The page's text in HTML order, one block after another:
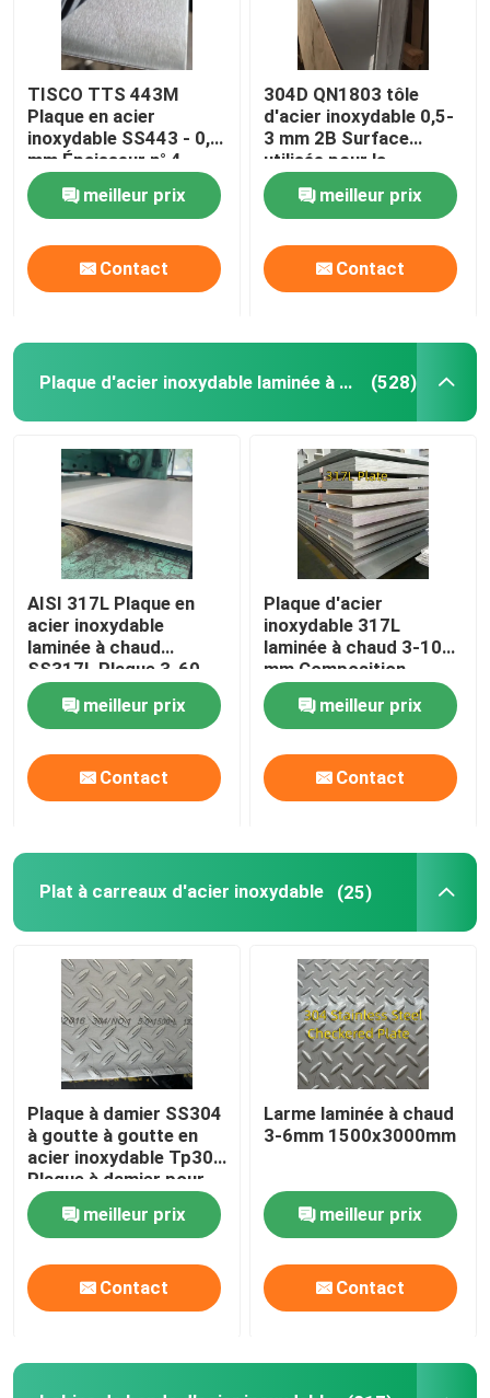
TISCO TTS 443M
Plaque en acier
inoxydable SS443 - 0,8
mm Épaisseur n° 4
Finition et revêtement
de protection
meilleur prix
Contact
304D QN1803 tôle
d'acier inoxydable 0,5-
3 mm 2B Surface
utilisée pour la
construction de murs
de toit meilleur prix
Contact
Plaque d'acier inoxydable laminée à chaud (528)
AISI 317L Plaque en
acier inoxydable
laminée à chaud
SS317L Plaque 3-60
mm Épaisseur
1500mm-2000mm
Largeur
meilleur prix
Contact
Plaque d'acier
inoxydable 317L
laminée à chaud 3-10
mm Composition
chimique de l'acier
inoxydable 317l
meilleur prix
Contact
Plat à carreaux d'acier inoxydable (25)
Plaque à damier SS304
à goutte à goutte en
acier inoxydable Tp304
Plaque à damier pour
plancher de bâtiment
meilleur prix
Contact
Larme laminée à chaud
3-6mm 1500x3000mm
meilleur prix
Contact